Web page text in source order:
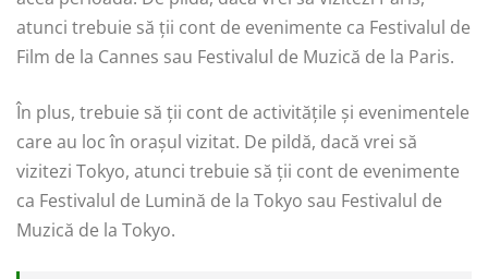
atunci trebuie să ții cont de evenimente ca Festivalul de
Film de la Cannes sau Festivalul de Muzică de la Paris.
În plus, trebuie să ții cont de activitățile și evenimentele
care au loc în orașul vizitat. De pildă, dacă vrei să
vizitezi Tokyo, atunci trebuie să ții cont de evenimente
ca Festivalul de Lumină de la Tokyo sau Festivalul de
Muzică de la Tokyo.